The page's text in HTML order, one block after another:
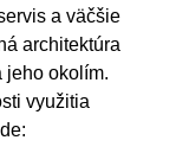
a väčšie
architektúra
jeho okolím.
využitia